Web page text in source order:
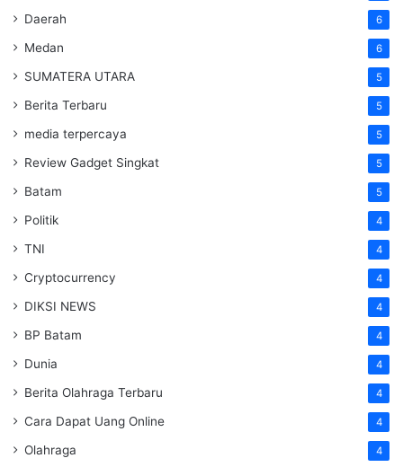
Daerah 6
Medan 6
SUMATERA UTARA 5
Berita Terbaru 5
media terpercaya 5
Review Gadget Singkat 5
Batam 5
Politik 4
TNI 4
Cryptocurrency 4
DIKSI NEWS 4
BP Batam 4
Dunia 4
Berita Olahraga Terbaru 4
Cara Dapat Uang Online 4
Olahraga 4